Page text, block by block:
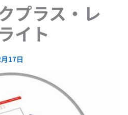
プラス・レ
イト
17日